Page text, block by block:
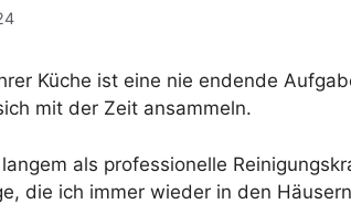
Küche ist eine nie endende
mit der Zeit ansammeln.
als professionelle
die ich immer wieder in den